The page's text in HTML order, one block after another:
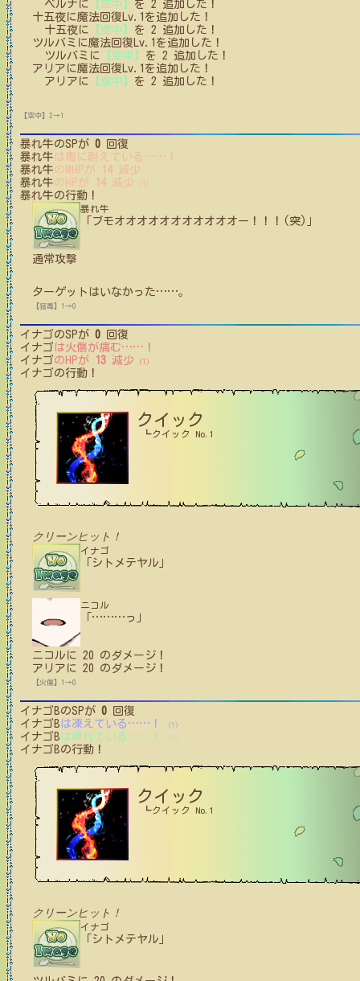
ベルナ に 【空中】 を 2 追加した！
十五夜に魔法回復Lv.1 を追加した！
十五夜に 【空中】 を 2 追加した！
ツルバミ に魔法回復Lv.1 を追加した！
ツルバミ に 【空中】 を 2 追加した！
アリア に魔法回復Lv.1 を追加した！
アリア に 【空中】 を 2 追加した！
【空中】2→1
暴れ牛のSPが 0 回復
暴れ牛 は毒に耐えている ……
暴れ牛のMHPが 14減少
暴れ牛のHPが 14減少 (1)
暴れ牛の行動！
暴れ牛
「ブモオオオオオオオオオオオー！！！(突)」
通常攻撃
ターゲットはいなかった……。
【猛毒】1→0
イナゴのSPが 0 回復
イナゴ は火傷が痛む…… ！
イナゴのHPが 13 減少 (1)
イナゴの行動！
クイック
┗クイック No.1
クリーンヒット！
イナゴ
「シトメテヤル」
ニコル
……… っ」
ニコル に 20 のダメージ！
アリア に 20 のダメージ！
【火傷】1→0
イナゴBのSPが 0 回復
イナゴB は凍えている …… ！ (1)
イナゴB は痺れている …… ！ (1)
イナゴBの行動！
クイック
┗クイック No.1
クリーンヒット！
イナゴ
「シトメテヤル」